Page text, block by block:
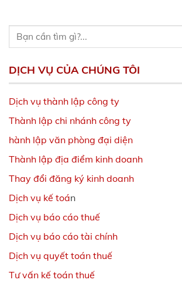
DỊCH VỤ CỦA CHÚNG TÔI
Dịch vụ thành lập công ty
Thành lập chi nhánh công ty
hành lập văn phòng đại diện
Thành lập địa điểm kinh doanh
Thay đổi đăng ký kinh doanh
Dịch vụ kế toán
Dịch vụ báo cáo thuế
Dịch vụ báo cáo tài chính
Dịch vụ quyết toán thuế
Tư vấn kế toán thuế